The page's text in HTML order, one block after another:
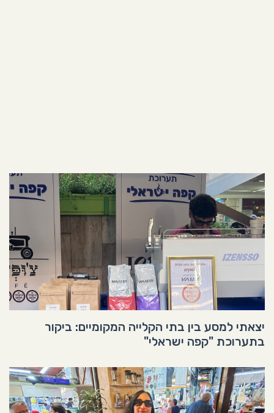
יצאתי למסע בין בתי הקלייה המקומיים: ביקור
בתערוכת "קפה ישראלי"